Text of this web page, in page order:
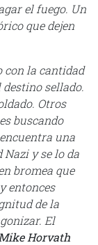
el fuego. Un
que dejen
con la cantidad
sellado.
Otros
buscando
una
y se lo da
bromea que
entonces
de la
El
Mike Horvath